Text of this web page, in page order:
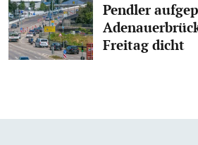
Pendler
Freitag dicht